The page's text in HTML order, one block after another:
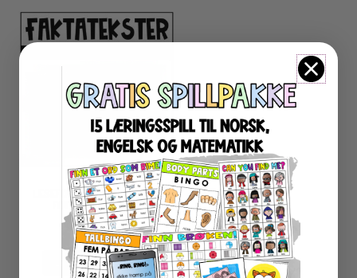
LESEFORSTÅELSE FAKTA –
FOTBALLKLUBBER 1
99kr inkl. MVA
LEGG I HANDLEKURV